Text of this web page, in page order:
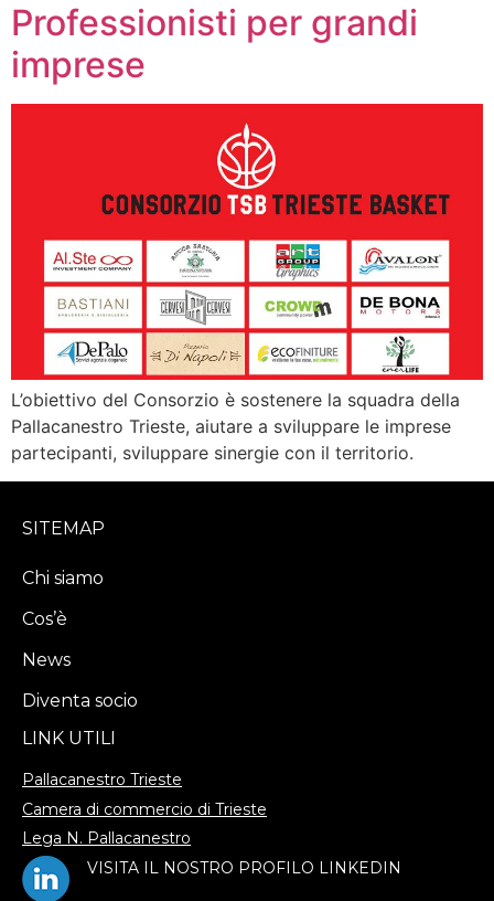
Professionisti per grandi
imprese
L’obiettivo del Consorzio è sostenere la squadra della
Pallacanestro Trieste, aiutare a sviluppare le imprese
partecipanti, sviluppare sinergie con il territorio.
SITEMAP
Chi siamo
Cos’è
News
Diventa socio
LINK UTILI
Pallacanestro Trieste
Camera di commercio di Trieste
Lega N. Pallacanestro
VISITA IL NOSTRO PROFILO LINKEDIN